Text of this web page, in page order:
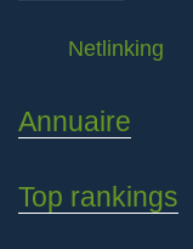
Netlinking
Annuaire
Top rankings